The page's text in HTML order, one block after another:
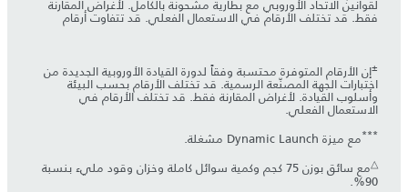
لقوانين الاتحاد الأوروبي مع بطارية مشحونة بالكامل. لأغراض المقارنة
فقط. قد تختلف الأرقام في الاستعمال الفعلي. قد تتفاوت أرقام
±إن الأرقام المتوفرة محتسبة وفقاً لدورة القيادة الأوروبية الجديدة من
اختبارات الجهة المصنّعة الرسمية. قد تختلف الأرقام بحسب البيئة
وأسلوب القيادة. لأغراض المقارنة فقط. قد تختلف الأرقام في
الاستعمال الفعلي.
***مع ميزة Dynamic Launch مشغلة.
△ مع سائق بوزن 75 كجم وكمية سوائل كاملة وخزان وقود مليء بنسبة
90%.